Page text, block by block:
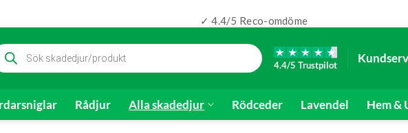
✓ 4.4/5 Reco-omdöme
4.4/5 Trustpilot
Rådjur Alla skadedjur Rödceder Lavendel Hem &